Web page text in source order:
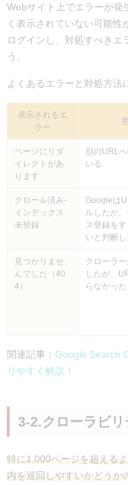
Webサイト上でエラーが発
く表示されていない可能
ログインし、対処すべきエ
う。
よくあるエラーと対処方法
表示されるエ
ラー
ページにリダ
イレクトがあ
ります
別のURL
いる
クロール済み-
インデックス
未登録
Googleは
ルしたが
ス登録を
いと判断し
見つかりませ
んでした（40
4）
クローラ
したが、
らなかった
関連記事： Google Search
りやすく解説！
3-2.クローラビリ
特に1,000ページを超える
内を巡回しやすいかどうか